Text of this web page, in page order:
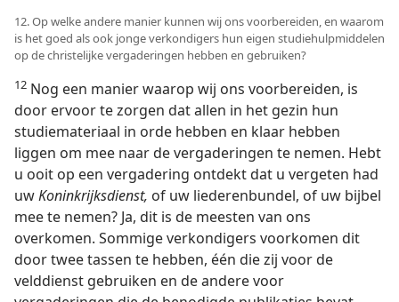
12. Op welke andere manier kunnen wij ons voorbereiden, en waarom
is het goed als ook jonge verkondigers hun eigen studiehulpmiddelen
op de christelijke vergaderingen hebben en gebruiken?
12 Nog een manier waarop wij ons voorbereiden, is
door ervoor te zorgen dat allen in het gezin hun
studiemateriaal in orde hebben en klaar hebben
liggen om mee naar de vergaderingen te nemen. Hebt
u ooit op een vergadering ontdekt dat u vergeten had
uwKoninkrijksdienst, of uw liederenbundel, of uw bijbel
mee te nemen? Ja, dit is de meesten van ons
overkomen. Sommige verkondigers voorkomen dit
door twee tassen te hebben, één die zij voor de
velddienst gebruiken en de andere voor